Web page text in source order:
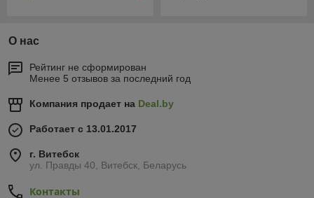
О нас
Рейтинг не сформирован
Менее 5 отзывов за последний год
Компания продает на Deal.by
Работает с 13.01.2017
г. Витебск
ул. Правды 40, Витебск, Беларусь
Контакты